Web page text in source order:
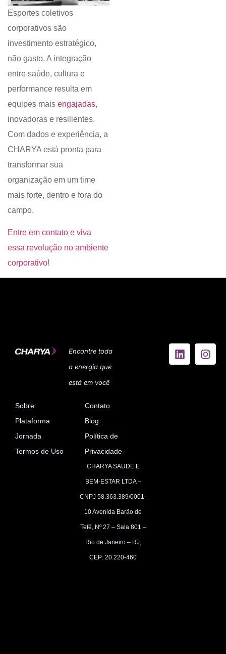
Esportes coletivos
corporativos são
investimento estratégico,
não gasto. A integração
entre saúde, cultura e
performance resulta em
equipes mais engajadas,
inovadoras e resilientes.
Com dados e experiência, a
CHARYA está pronta para
transformar sua
organização em um time
mais forte, dentro e fora do
campo.
Entre em contato e viva
essa revolução no ambiente
corporativo!
Encontre toda
a energia que
está em você
Sobre
Plataforma
Jornada
Termos de Uso
Contato
Blog
Política de
Privacidade
CHARYA SAUDE E
BEM-ESTAR LTDA –
CNPJ 58.363.389/0001-
10Avenida Barão de
Tefé, Nº 27 – Sala 801 –
Rio de Janeiro – RJ,
CEP: 20.220-460